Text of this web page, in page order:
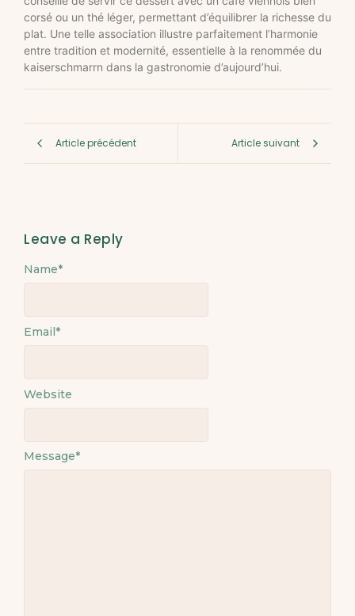
corsé ou un thé léger, permettant d’équilibrer la richesse du
plat. Une telle association illustre parfaitement l’harmonie
entre tradition et modernité, essentielle à la renommée du
kaiserschmarrn dans la gastronomie d’aujourd’hui.
Article précédent Article suivant
Leave a Reply
Message*
Name*
Email*
Website
Alternative: